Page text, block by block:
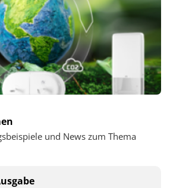
und News zum Thema